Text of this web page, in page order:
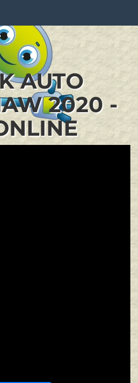
AUTO
2020 -